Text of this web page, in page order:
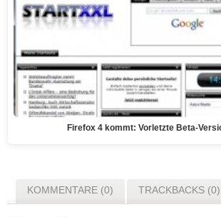
Firefox 4 kommt: Vorletzte Beta-
KOMMENTARE (0) TRACKBACKS (0)